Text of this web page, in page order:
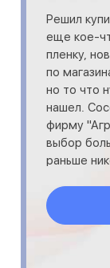
Решил
еще кое-
пленку,
по
но то что
нашел.
фирму
выбор
раньше